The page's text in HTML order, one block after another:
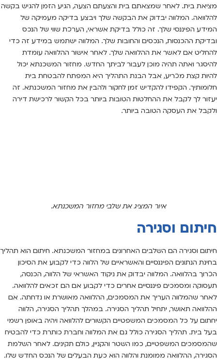
מציאת בית. לאחר שמצאתם בית והצעתם הצעה, הגיע הזמן להגיש בקשה
להלוואה. המלווה יבדוק את הבקשה שלך ויבצע בדיקה מעמיקה של
המידע הפיננסי שלך. זה כולל בדיקת אשראי, הערכת שווי של הנכס
ובדיקת ההכנסות, הנכסים והחובות שלך. המלווה ישתמש במידע זה כדי
להחליט אם לאשר את ההלוואה שלך. לאחר אישור ההלוואה עומדת
להיסגר ואתה תהיה מוכן לעבור לביתך החדש. מחזור המשכנתא יכול
להיות קצת מכריע, אבל הבנת התהליך היא המפתח להבטחת בית
חלומותיך. הקפידו להקדיש זמן לחקור ולהבין את מחזור המשכנתא. זה
יעזור לך לקבל את ההחלטות הטובות ביותר בכל הקשור לרכישת דירה
ולקבל את העסקה הטובה ביותר.
איור המציג את שלבי מחזור המשכנתא.
חיתום וסגירה
חיתום וסגירה הם השלבים האחרונים במחזור המשכנתא. חיתום הוא תהליך
בחינת הנתונים הפיננסיים והאשראיים של הלווה כדי לקבוע את הסיכון
הכרוך בהלוואה. המלווה יבדוק את ניקוד האשראי של הלווה, הכנסה,
תעסוקה ומסמכים פיננסיים אחרים כדי לקבוע אם הם זכאים להלוואה.
לאחר שהמלווה העריך את המסמכים, ההלוואה מאושרת או נדחתה. אם
ההלוואה תאושר, יתחיל תהליך הסגירה. במהלך תהליך הסגירה, הלווה
יחתום על כל המסמכים המשפטיים הקשורים להלוואה ויהיה באופן רשמי
בעל בית. תהליך הסגירה כולל גם את המלווה וחברת כותרת כדי להבטיח
שהמסמכים המשפטיים, כמו השטר והקניין, כולם תקינים. לאחר השלמת
הסגירה, ההלוואה ממומנת והלווה הוא כעת הבעלים של הנכס החדש שלו.